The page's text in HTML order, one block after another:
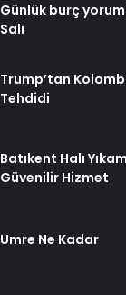
Günlük burç
Salı
Trump’tan
Tehdidi
Batıkent Halı
Güvenilir Hizmet
Umre Ne Kadar